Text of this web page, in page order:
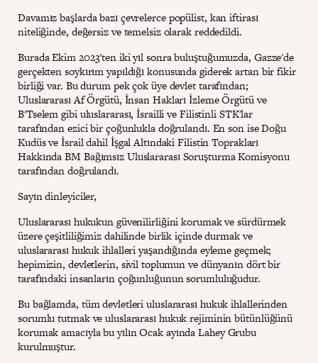
Davamız başlarda bazı çevrelerce popülist, kan iftirası
niteliğinde, değersiz ve temelsiz olarak reddedildi.
Burada Ekim 2023'ten iki yıl sonra buluştuğumuzda, Gazze'de
gerçekten soykırım yapıldığı konusunda giderek artan bir fikir
birliği var. Bu durum pek çok üye devlet tarafından;
Uluslararası Af Örgütü, İnsan Hakları İzleme Örgütü ve
B'Tselem gibi uluslararası, İsrailli ve Filistinli STK'lar
tarafından ezici bir çoğunlukla doğrulandı. En son ise Doğu
Kudüs ve İsrail dahil İşgal Altındaki Filistin Toprakları
Hakkında BM Bağımsız Uluslararası Soruşturma Komisyonu
tarafından doğrulandı.
Sayın dinleyiciler,
Uluslararası hukukun güvenilirliğini korumak ve sürdürmek
üzere çeşitliliğimiz dahilinde birlik içinde durmak ve
uluslararası hukuk ihlalleri yaşandığında eyleme geçmek;
hepimizin, devletlerin, sivil toplumun ve dünyanın dört bir
tarafındaki insanların çoğunluğunun sorumluluğudur.
Bu bağlamda, tüm devletleri uluslararası hukuk ihlallerinden
sorumlu tutmak ve uluslararası hukuk rejiminin bütünlüğünü
korumak amacıyla bu yılın Ocak ayında Lahey Grubu
kurulmuştur.